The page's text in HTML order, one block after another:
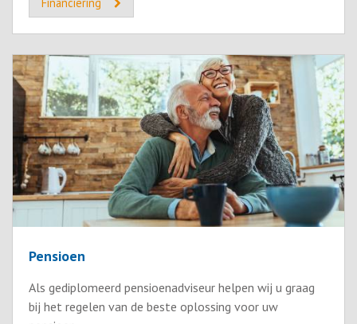
Pensioen
Als gediplomeerd pensioenadviseur helpen wij u graag
bij het regelen van de beste oplossing voor uw